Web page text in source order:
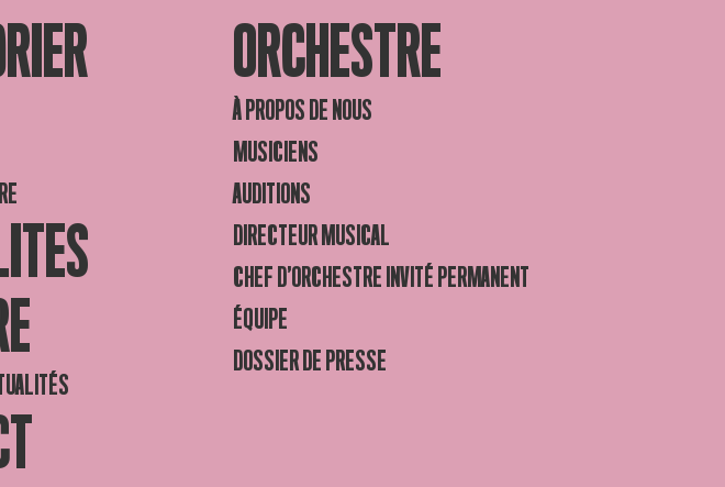
ORCHESTRE
À PROPOS DE NOUS
MUSICIENS
AUDITIONS
DIRECTEUR MUSICAL
CHEF D’ORCHESTRE INVITÉ PERMANENT
ÉQUIPE
DOSSIER DE PRESSE